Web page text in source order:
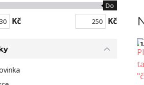
1.
Kč
Do
Kč